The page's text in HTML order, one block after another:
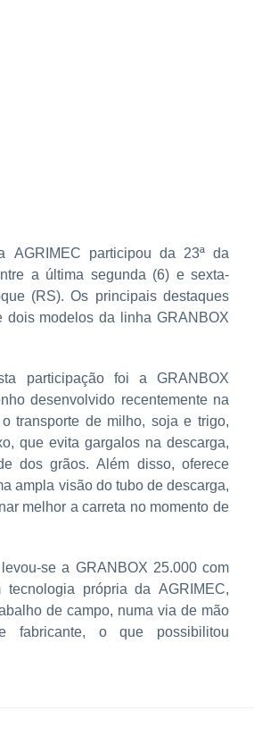
AGRIMEC participou da 23ª da
a última segunda (6) e sexta-
(RS). Os principais destaques
dois modelos da linha GRANBOX
participação foi a GRANBOX
desenvolvido recentemente na
transporte de milho, soja e trigo,
que evita gargalos na descarga,
dos grãos. Além disso, oferece
ampla visão do tubo de descarga,
melhor a carreta no momento de
se a GRANBOX 25.000 com
tecnologia própria da AGRIMEC,
de campo, numa via de mão
fabricante, o que possibilitou